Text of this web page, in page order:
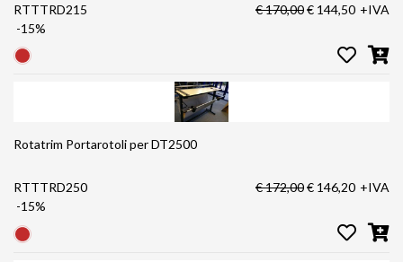
RTTTRD215
-15%
€ 170,00€ 144,50 +IVA
Rotatrim Portarotoli per DT2500
RTTTRD250
-15%
€ 172,00€ 146,20 +IVA